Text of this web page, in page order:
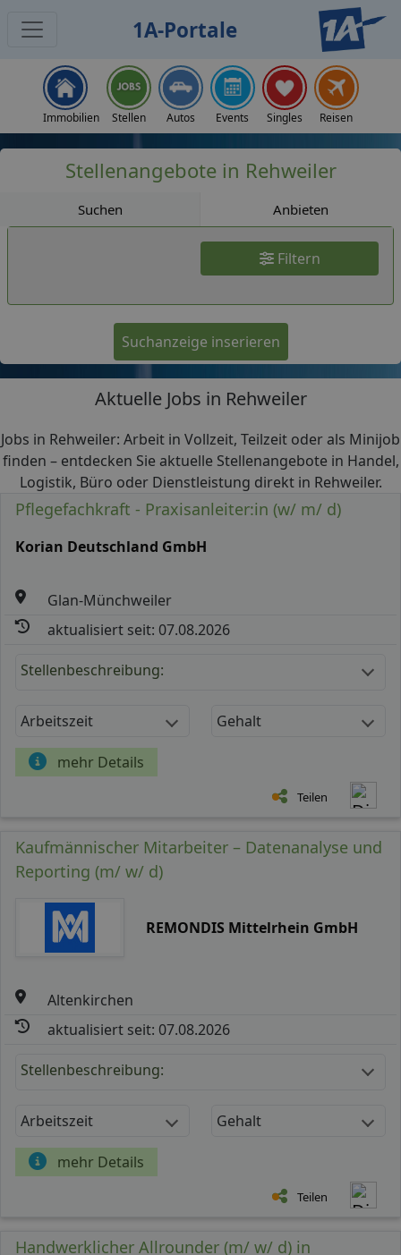
1A-Portale
Immobilien Stellen Autos Events Singles Reisen
Stellenangebote in Rehweiler
Suchen Anbieten
Filtern
Suchanzeige inserieren
Aktuelle Jobs in Rehweiler
Jobs in Rehweiler: Arbeit in Vollzeit, Teilzeit oder als Minijob
finden – entdecken Sie aktuelle Stellenangebote in Handel,
Logistik, Büro oder Dienstleistung direkt in Rehweiler.
Pflegefachkraft - Praxisanleiter:in (w/ m/ d)
Korian Deutschland GmbH
Glan-Münchweiler
aktualisiert seit: 07.08.2026
Stellenbeschreibung:
Arbeitszeit Gehalt
mehr Details
Teilen
Kaufmännischer Mitarbeiter – Datenanalyse und
Reporting (m/ w/ d)
REMONDIS Mittelrhein GmbH
Altenkirchen
aktualisiert seit: 07.08.2026
Stellenbeschreibung:
Arbeitszeit Gehalt
mehr Details
Teilen
Handwerklicher Allrounder (m/ w/ d) in